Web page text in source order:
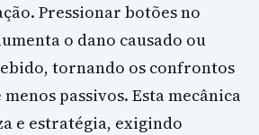
Pressionar botões no
o dano causado ou
tornando os confrontos
passivos. Esta mecânica
e estratégia, exigindo